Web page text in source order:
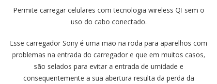
Permite carregar celulares com tecnologia wireless QI sem o
uso do cabo conectado.
Esse carregador Sony é uma mão na roda para aparelhos com
problemas na entrada do carregador e que em muitos casos,
são selados para evitar a entrada de umidade e
consequentemente a sua abertura resulta da perda da